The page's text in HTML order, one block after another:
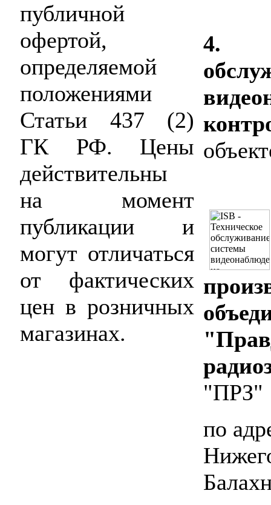
публичной
офертой,
определяемой
положениями
Статьи 437 (2)
ГК РФ. Цены
действительны
на момент
публикации и
могут отличаться
от фактических
цен в розничных
магазинах.
4.
"ПРЗ"
по